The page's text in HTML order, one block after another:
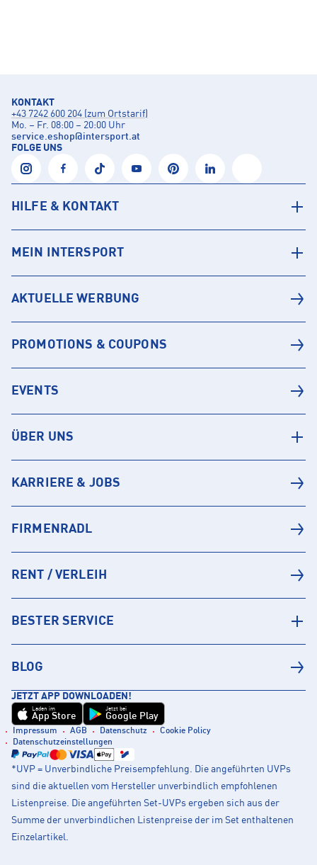
KONTAKT
+43 7242 600 204 (zum Ortstarif)
Mo. – Fr. 08:00 – 20:00 Uhr
service.eshop@intersport.at
FOLGE UNS
HILFE & KONTAKT
MEIN INTERSPORT
AKTUELLE WERBUNG
PROMOTIONS & COUPONS
EVENTS
ÜBER UNS
KARRIERE & JOBS
FIRMENRADL
RENT / VERLEIH
BESTER SERVICE
BLOG
JETZT APP DOWNLOADEN!
Laden im
App Store
Jetzt bei
Google Play
Impressum AGB Datenschutz
Cookie Policy
Datenschutzeinstellungen
*UVP = Unverbindliche Preisempfehlung. Die angeführten UVPs
sind die aktuellen vom Hersteller unverbindlich empfohlenen
Listenpreise. Die angeführten Set-UVPs ergeben sich aus der
Summe der unverbindlichen Listenpreise der im Set enthaltenen
Einzelartikel.